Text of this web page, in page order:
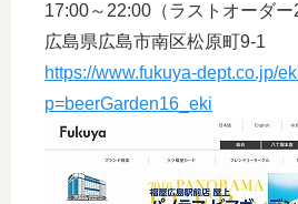
17:00～22:00（ラストオーダー
広島県広島市南区松原町9-1
https://www.fukuya-dept.co.jp/
p=beerGarden16_eki